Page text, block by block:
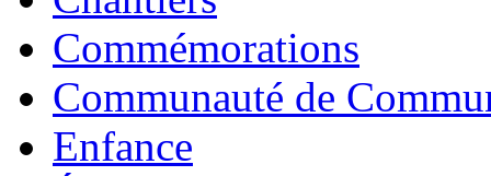
Commémorations
Communauté de
Enfance